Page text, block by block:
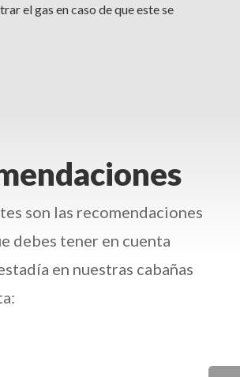
el gas en caso de que este se
son las recomendaciones
debes tener en cuenta
en nuestras cabañas